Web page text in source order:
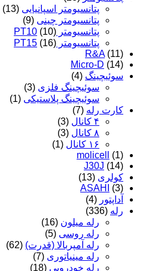
پتانسیومتر اسپانیایی (13)
پتانسیومتر چینی (9)
پتانسیومتر PT10 (10)
پتانسیومتر PT15 (16)
R&A (11)
Micro-D (14)
سوئیچینگ (4)
سوئیچینگ فلزی (3)
سوئیچینگ پلاستیکی (1)
کارت رله (7)
۴ کانال
(3)
۸ کانال
(3)
۱۶ کانال
(1)
molicell
(1)
J30J (14)
کولری (13)
ASAHI
(3)
آداپتور (4)
رله (336)
رله میلون (16)
رله روسی (5)
رله آمپربالا (قدرت) (62)
رله مینیاتوری (7)
رله خودرویی (18)